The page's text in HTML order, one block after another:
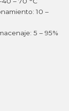
10 –
5 – 95%